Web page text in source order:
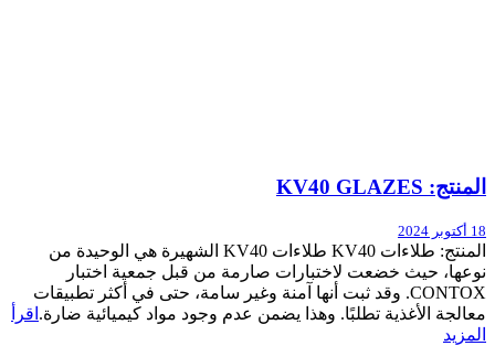
المنتج: KV40 GLAZES
18 أكتوبر 2024
المنتج: طلاءات KV40 طلاءات KV40 الشهيرة هي الوحيدة من
نوعها، حيث خضعت لاختبارات صارمة من قبل جمعية اختبار
CONTOX. وقد ثبت أنها آمنة وغير سامة، حتى في أكثر تطبيقات
معالجة الأغذية تطلبًا. وهذا يضمن عدم وجود مواد كيميائية ضارة. اقرأ
المزيد